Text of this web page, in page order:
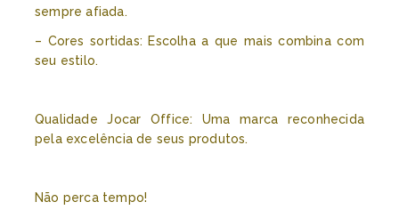
sempre afiada.
– Cores sortidas: Escolha a que mais combina com
seu estilo.
Qualidade Jocar Office: Uma marca reconhecida
pela excelência de seus produtos.
Não perca tempo!